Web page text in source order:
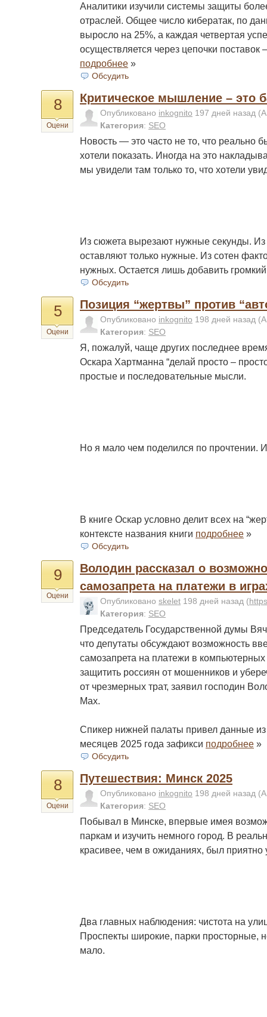
Аналитики изучили системы защиты
отраслей. Общее число кибератак, по
выросло на 25%, а каждая четвертая
осуществляется через цепочки
подробнее »
Обсудить
8
Оцени
Критическое мышление – это
Опубликовано inkognito 197 дней назад
Категория: SEO
Новость — это часто не то, что реально
хотели показать. Иногда на это
мы увидели там только то, что хотели
Из сюжета вырезают нужные секунды.
оставляют только нужные. Из сотен
нужных. Остается лишь добавить
Обсудить
5
Оцени
Позиция “жертвы” против
Опубликовано inkognito 198 дней назад
Категория: SEO
Я, пожалуй, чаще других последнее
Оскара Хартманна “делай просто –
простые и последовательные мысли.
Но я мало чем поделился по прочтении.
В книге Оскар условно делит всех на
контексте названия книги подробнее »
Обсудить
9
Оцени
Володин рассказал о
самозапрета на платежи в
Опубликовано skelet 198 дней назад (
Категория: SEO
Председатель Государственной думы
что депутаты обсуждают возможность
самозапрета на платежи в компьютерных
защитить россиян от мошенников и
от чрезмерных трат, заявил господин
Max.
Спикер нижней палаты привел данные
месяцев 2025 года зафикси подробнее »
Обсудить
8
Оцени
Путешествия: Минск 2025
Опубликовано inkognito 198 дней назад
Категория: SEO
Побывал в Минске, впервые имея
паркам и изучить немного город. В
красивее, чем в ожиданиях, был приятно
Два главных наблюдения: чистота на
Проспекты широкие, парки просторные,
мало.